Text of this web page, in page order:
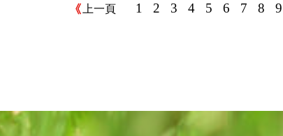
上一頁 1 2 3 4 5 6 7 8 9